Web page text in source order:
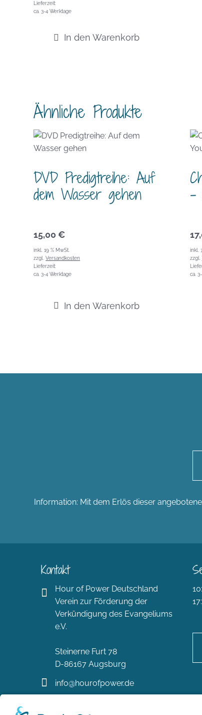
Lieferzeit:
ca. 3-4 Werktage
In den Warenkorb
Ähnliche Produkte
DVD Predigtreihe: Auf
dem Wasser gehen
15,00 €
inkl. 19 % MwSt.
zzgl.Versandkosten
Lieferzeit:
ca. 3-4 Werktage
In den Warenkorb
–
inkl.
zzgl.
ca.
Information: Mit dem Erlös dieser
Kontakt
Hour of Power Deutschland
Verein zur Förderung der
Verkündigung des Evangeliums
e.V.
Steinerne Furt 78
D-86167 Augsburg
info@hourofpower.de